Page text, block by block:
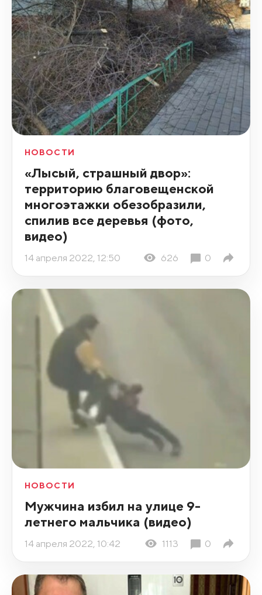
НОВОСТИ
«Лысый, страшный двор»:
территорию благовещенской
многоэтажки обезобразили,
спилив все деревья (фото,
видео)
14 апреля 2022, 12:50 626 0
НОВОСТИ
Мужчина избил на улице 9-
летнего мальчика (видео)
14 апреля 2022, 10:42 1113 0